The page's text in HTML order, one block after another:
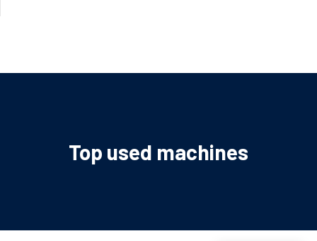
Top used machines